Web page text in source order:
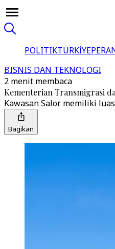
POLITIKTÜRKİYE
BISNIS DAN TEKNOLOGI
2 menit membaca
Kementerian Transmigrasi
Kawasan Salor memiliki
Bagikan